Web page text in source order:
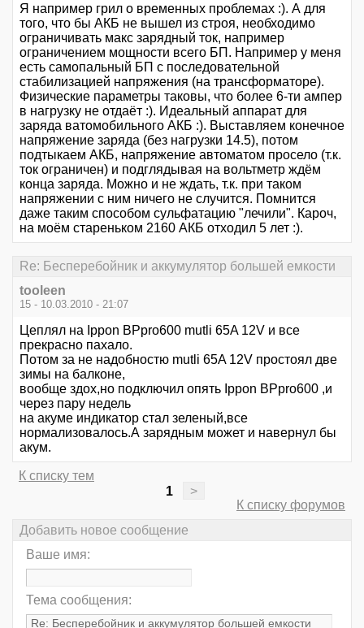
Я например грил о временных проблемах :). А для
того, что бы АКБ не вышел из строя, необходимо
ограничивать макс зарядный ток, например
ограничением мощности всего БП. Например у меня
есть самопальный БП с последовательной
стабилизацией напряжения (на трансформаторе).
Физические параметры таковы, что более 6-ти ампер
в нагрузку не отдаёт :). Идеальный аппарат для
заряда ватомобильного АКБ :). Выставляем конечное
напряжение заряда (без нагрузки 14.5), потом
подтыкаем АКБ, напряжение автоматом просело (т.к.
ток ограничен) и подглядывая на вольтметр ждём
конца заряда. Можно и не ждать, т.к. при таком
напряжении с ним ничего не случится. Помнится
даже таким способом сульфатацию "лечили". Кароч,
на моём стареньком 2160 АКБ отходил 5 лет :).
Re: Бесперебойник и аккумулятор большей емкости
tooleen
15 - 10.03.2010 - 21:07
Цеплял на Ippon BPpro600 mutli 65A 12V и все
прекрасно пахало.
Потом за не надобностю mutli 65A 12V простоял две
зимы на балконе,
вообще здох,но подключил опять Ippon BPpro600 ,и
через пару недель
на акуме индикатор стал зеленый,все
нормализовалось.А зарядным может и навернул бы
акум.
К списку тем
1
>
К списку форумов
Добавить новое сообщение
Ваше имя:
Тема сообщения: